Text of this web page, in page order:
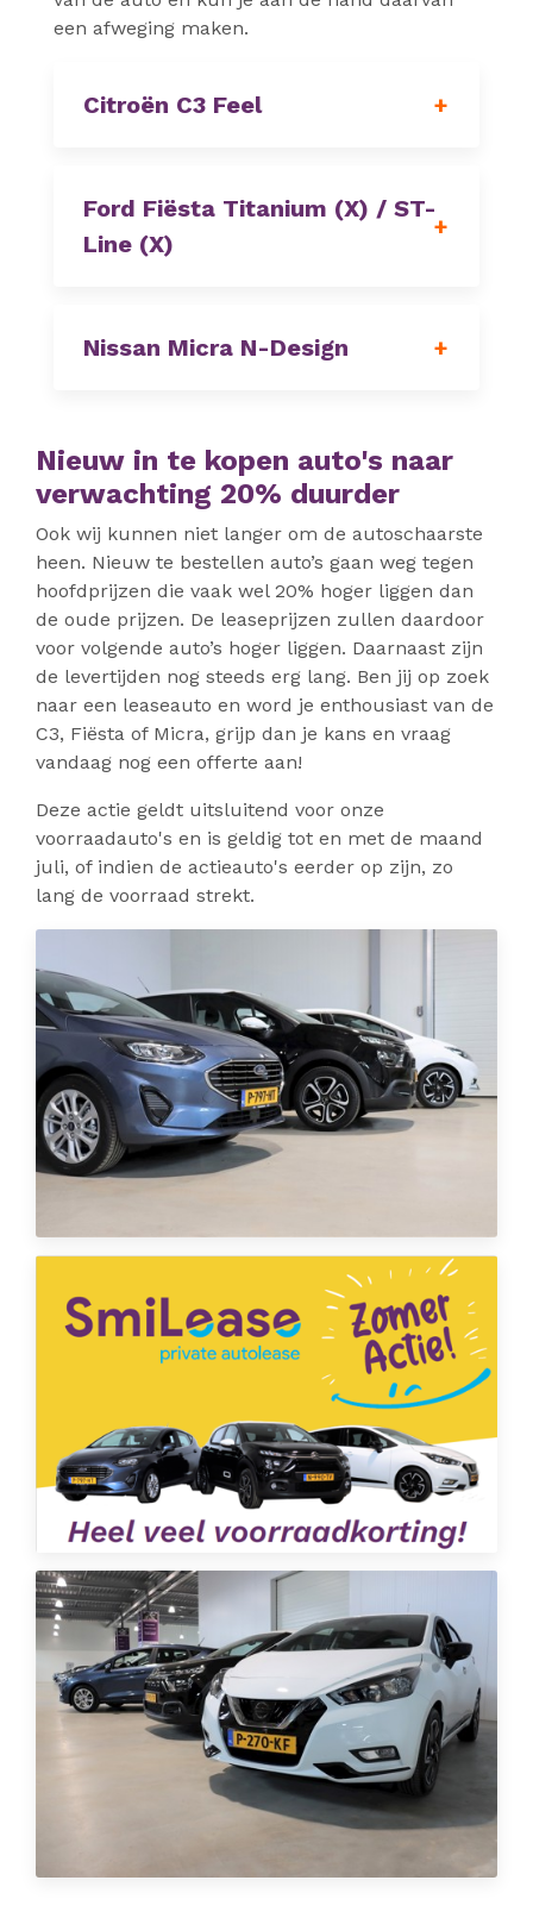
een afweging maken.
Citroën C3 Feel
Ford Fiësta Titanium (X) / ST-
Line (X)
Nissan Micra N-Design
Nieuw in te kopen auto's naar
verwachting 20% duurder
Ook wij kunnen niet langer om de autoschaarste
heen. Nieuw te bestellen auto’s gaan weg tegen
hoofdprijzen die vaak wel 20% hoger liggen dan
de oude prijzen. De leaseprijzen zullen daardoor
voor volgende auto’s hoger liggen. Daarnaast zijn
de levertijden nog steeds erg lang. Ben jij op zoek
naar een leaseauto en word je enthousiast van de
C3, Fiësta of Micra, grijp dan je kans en vraag
vandaag nog een offerte aan!
Deze actie geldt uitsluitend voor onze
voorraadauto's en is geldig tot en met de maand
juli, of indien de actieauto's eerder op zijn, zo
lang de voorraad strekt.